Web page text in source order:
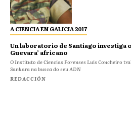
A CIENCIA EN GALICIA 2017
Un laboratorio de Santiago investiga
Guevara’ africano
O Instituto de Ciencias Forenses Luis Concheiro
Sankara na busca do seu ADN
REDACCIÓN